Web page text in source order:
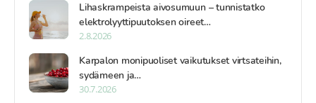
Lihaskrampeista aivosumuun – tunnistatko
elektrolyyttipuutoksen oireet…
2.8.2026
Karpalon monipuoliset vaikutukset virtsateihin,
sydämeen ja…
30.7.2026